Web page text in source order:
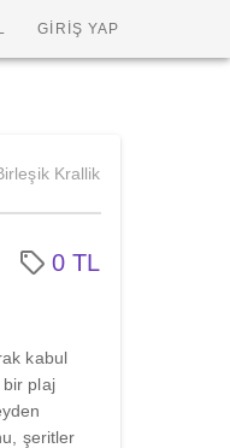
GİRİŞ YAP
Krallik
0 TL
kabul
bir plaj
şeritler